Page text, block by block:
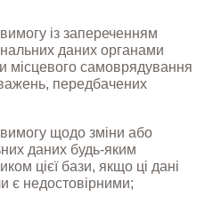
із запереченням
даних органами
місцевого самоврядування
передбачених
щодо зміни або
даних будь-яким
цієї бази, якщо ці дані
є недостовірними;